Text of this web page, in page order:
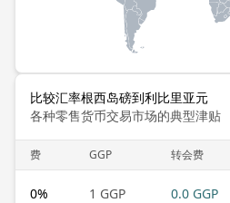
比较汇率根西岛磅到利比里亚元
各种零售货币交易市场的典型津贴
费 GGP 转会费
0% 1 GGP 0.0 GGP